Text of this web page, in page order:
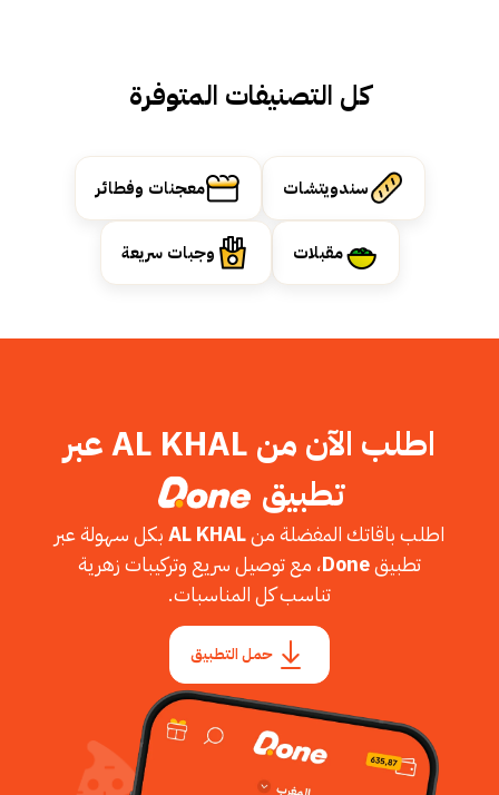
كل التصنيفات المتوفرة
سندويتشات معجنات وفطائر
مقبلات وجبات سريعة
اطلب الآن من AL KHAL عبر
تطبيق
اطلب باقاتك المفضلة من
بكل سهولة عبر
تطبيقDone، مع توصيل سريع وتركيبات زهرية
تناسب كل المناسبات.
حمل التطبيق